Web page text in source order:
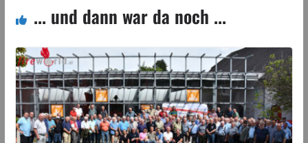
... und dann war da noch ...